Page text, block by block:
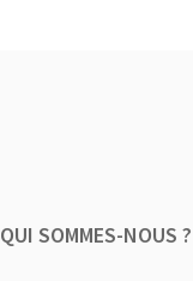
QUI SOMMES-NOUS ?